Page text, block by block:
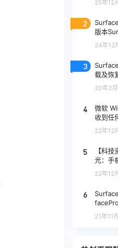
25年12
2
版本
wifi.zip
24年12
3
载及恢
20年2
4
微软
收到任
22年12
5
【科
光：手
22年12
6
21年11